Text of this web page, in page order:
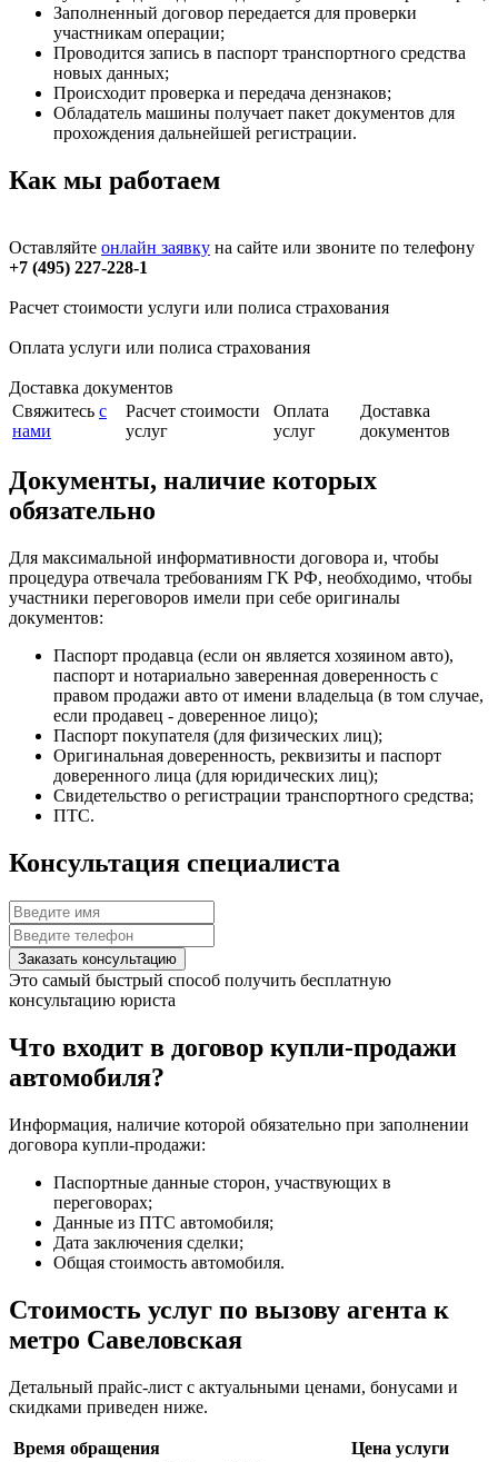
Заполненный договор передается для проверки
участникам операции;
Проводится запись в паспорт транспортного средства
новых данных;
Происходит проверка и передача дензнаков;
Обладатель машины получает пакет документов для
прохождения дальнейшей регистрации.
Как мы работаем
Оставляйте онлайн заявку на сайте или звоните по телефону
+7 (495) 227-228-1
Расчет стоимости услуги или полиса страхования
Оплата услуги или полиса страхования
Доставка документов
Свяжитесь с
нами
Расчет стоимости
услуг
Оплата
услуг
Доставка
документов
Документы, наличие которых
обязательно
Для максимальной информативности договора и, чтобы
процедура отвечала требованиям ГК РФ, необходимо, чтобы
участники переговоров имели при себе оригиналы
документов:
Паспорт продавца (если он является хозяином авто),
паспорт и нотариально заверенная доверенность с
правом продажи авто от имени владельца (в том случае,
если продавец - доверенное лицо);
Паспорт покупателя (для физических лиц);
Оригинальная доверенность, реквизиты и паспорт
доверенного лица (для юридических лиц);
Свидетельство о регистрации транспортного средства;
ПТС.
Консультация специалиста
Заказать консультацию
Это самый быстрый способ получить бесплатную
консультацию юриста
Что входит в договор купли-продажи
автомобиля?
Информация, наличие которой обязательно при заполнении
договора купли-продажи:
Паспортные данные сторон, участвующих в
переговорах;
Данные из ПТС автомобиля;
Дата заключения сделки;
Общая стоимость автомобиля.
Стоимость услуг по вызову агента к
метро Савеловская
Детальный прайс-лист с актуальными ценами, бонусами и
скидками приведен ниже.
Время обращения
Цена услуги